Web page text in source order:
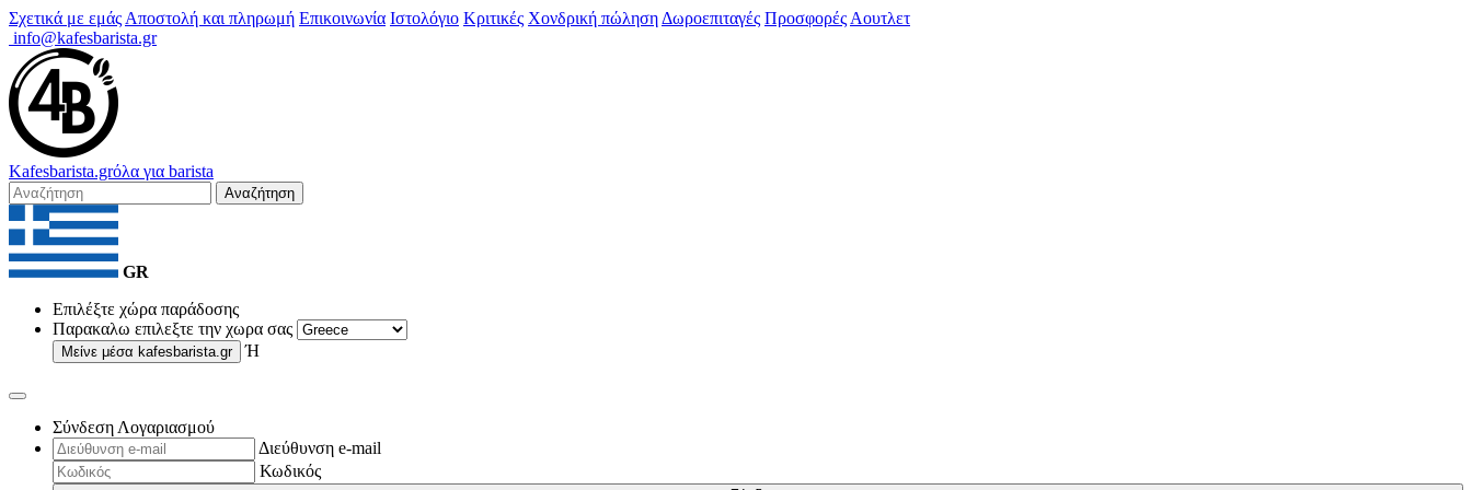
Σχετικά με εμάς Αποστολή και πληρωμή Επικοινωνία Ιστολόγιο Κριτικές Χονδρική πώληση Δωροεπιταγές Προσφορές Αουτλετ
info@kafesbarista.gr
Kafesbarista.grόλα για barista
Αναζήτηση
GR
Επιλέξτε χώρα παράδοσης
Παρακαλω επιλεξτε την χωρα σας
Μείνε μέσα kafesbarista.gr Ή
Σύνδεση Λογαριασμού
Διεύθυνση e-mail
Κωδικός